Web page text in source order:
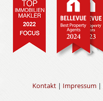
Kontakt| Impressum |